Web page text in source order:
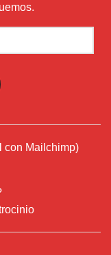
con Mailchimp)